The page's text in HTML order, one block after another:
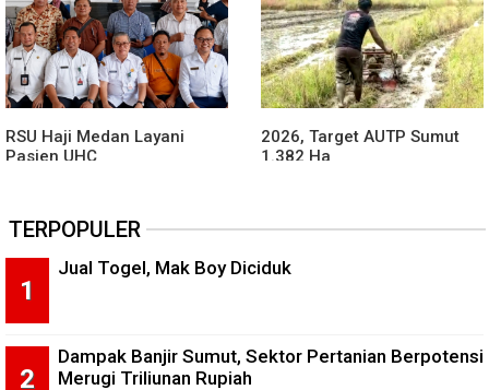
RSU Haji Medan Layani
Pasien UHC
2026, Target AUTP Sumut
1.382 Ha
TERPOPULER
Jual Togel, Mak Boy Diciduk
Dampak Banjir Sumut, Sektor Pertanian Berpotensi
Merugi Triliunan Rupiah